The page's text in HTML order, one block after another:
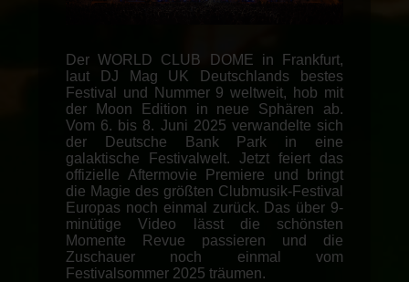
Der WORLD CLUB DOME in Frankfurt,
laut DJ Mag UK Deutschlands bestes
Festival und Nummer 9 weltweit, hob mit
der Moon Edition in neue Sphären ab.
Vom 6. bis 8. Juni 2025 verwandelte sich
der Deutsche Bank Park in eine
galaktische Festivalwelt. Jetzt feiert das
offizielle Aftermovie Premiere und bringt
die Magie des größten Clubmusik-Festival
Europas noch einmal zurück. Das über 9-
minütige Video lässt die schönsten
Momente Revue passieren und die
Zuschauer noch einmal vom
Festivalsommer 2025 träumen.